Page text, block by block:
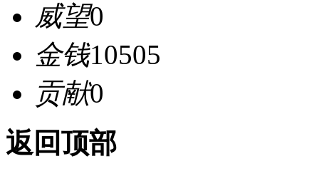
威望0
金钱10505
贡献0
返回顶部